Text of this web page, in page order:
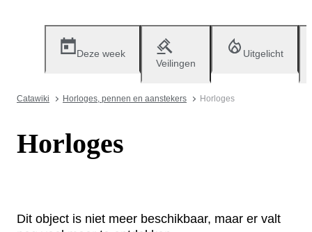
Deze week
Veilingen
Uitgelicht
Catawiki Horloges, pennen en aanstekers Horloges
Horloges
Dit object is niet meer beschikbaar, maar er valt